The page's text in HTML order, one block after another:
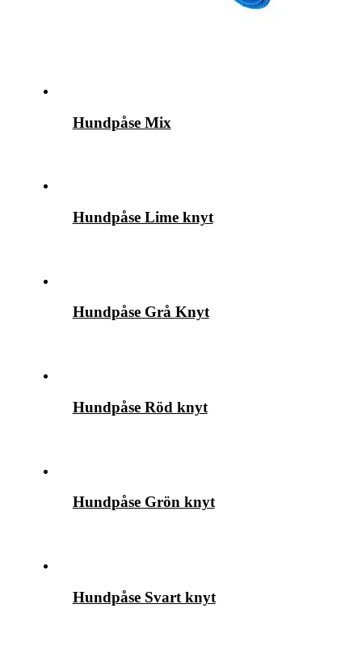
Hundpåse Mix
Hundpåse Lime knyt
Hundpåse Grå Knyt
Hundpåse Röd knyt
Hundpåse Grön knyt
Hundpåse Svart knyt